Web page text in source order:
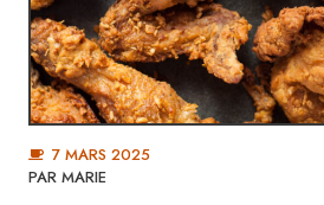
7 MARS 2025
PAR MARIE